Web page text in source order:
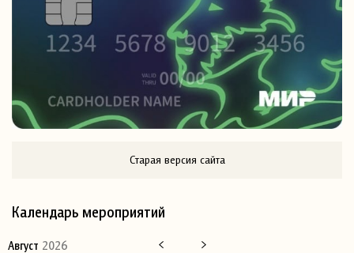
Старая версия сайта
Календарь мероприятий
Август 2026